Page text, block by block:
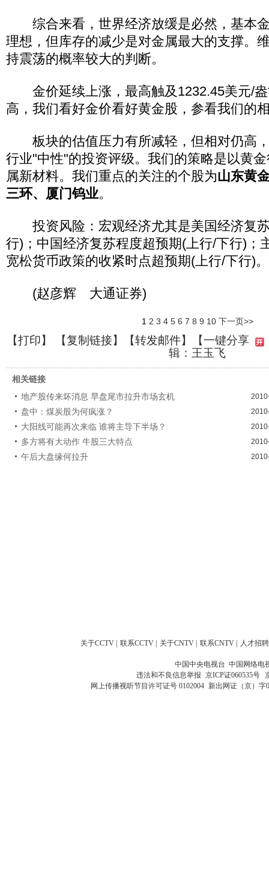
综合来看，世界经济放缓是必然，基本
理想，但库存的减少是对金属最大的支撑。
持震荡的概率较大的判断。
金价延续上涨，最高触及1232.45美元/盎
高，我们看好金价看好黄金股，参看我们的
板块的估值压力有所减轻，但相对仍高
行业"中性"的投资评级。我们的策略是以黄
属新材料。我们重点的关注的个股为山东黄
三环、厦门钨业。
投资风险：宏观经济尤其是美国经济复
行)；中国经济复苏程度超预期(上行/下行)；
宽松货币政策的收紧时点超预期(上行/下行)。
(赵彦辉 大通证券)
1 2 3 4 5 6 7 8 9 10 下一页>>
【打印】 【复制链接】【转发邮件】
【一键分享
辑：王玉飞
相关链接
地产股传来坏消息 早盘尾市拉升市场玄机
盘中：煤炭股为何疯涨？
大阳线可能再次来临 谁将主导下半场？
多方将有大动作 牛股三大特点
午后大盘缘何拉升
关于CCTV | 联系CCTV | 关于CNTV | 联系CNTV | 人才招聘
中国中央电视台 中国网络电
违法和不良信息举报 京ICP证060535号
网上传播视听节目许可证号 0102004 新出网证（京）